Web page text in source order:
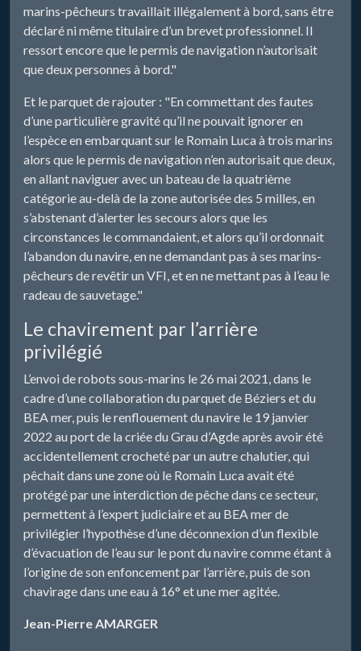
marins-pêcheurs travaillait illégalement à bord, sans être
déclaré ni même titulaire d’un brevet professionnel. Il
ressort encore que le permis de navigation n’autorisait
que deux personnes à bord."
Et le parquet de rajouter : "En commettant des fautes
d’une particulière gravité qu’il ne pouvait ignorer en
l’espèce en embarquant sur le Romain Luca à trois marins
alors que le permis de navigation n’en autorisait que deux,
en allant naviguer avec un bateau de la quatrième
catégorie au-delà de la zone autorisée des 5 milles, en
s’abstenant d’alerter les secours alors que les
circonstances le commandaient, et alors qu’il ordonnait
l’abandon du navire, en ne demandant pas à ses marins-
pêcheurs de revêtir un VFI, et en ne mettant pas à l’eau le
radeau de sauvetage."
Le chavirement par l’arrière
privilégié
L’envoi de robots sous-marins le 26 mai 2021, dans le
cadre d’une collaboration du parquet de Béziers et du
BEA mer, puis le renflouement du navire le 19 janvier
2022 au port de la criée du Grau d’Agde après avoir été
accidentellement crocheté par un autre chalutier, qui
pêchait dans une zone où le Romain Luca avait été
protégé par une interdiction de pêche dans ce secteur,
permettent à l’expert judiciaire et au BEA mer de
privilégier l’hypothèse d’une déconnexion d’un flexible
d’évacuation de l’eau sur le pont du navire comme étant à
l’origine de son enfoncement par l’arrière, puis de son
chavirage dans une eau à 16° et une mer agitée.
Jean-Pierre AMARGER